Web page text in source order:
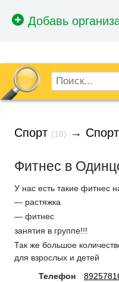
Спорт (18) →
Фитнес в
У нас есть такие фитнес
— растяжка
— фитнес
занятия в группе!!!
Так же большое
для взрослых и детей
Телефон